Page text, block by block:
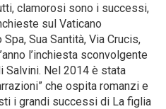
clamorosi sono i successi,
sul Vaticano
Spa, Sua Santità, Via Crucis,
l’inchiesta sconvolgente
Salvini. Nel 2014 è stata
che ospita romanzi e
i grandi successi di La figlia